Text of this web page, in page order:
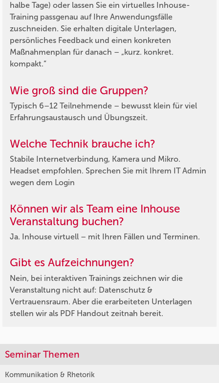
Seminar Themen
Kommunikation & Rhetorik
halbe Tage) oder lassen Sie ein virtuelles Inhouse-
Training passgenau auf Ihre Anwendungsfälle
zuschneiden. Sie erhalten digitale Unterlagen,
persönliches Feedback und einen konkreten
Maßnahmenplan für danach – „kurz. konkret.
kompakt.“
Wie groß sind die Gruppen?
Typisch 6–12 Teilnehmende – bewusst klein für viel
Erfahrungsaustausch und Übungszeit.
Welche Technik brauche ich?
Stabile Internetverbindung, Kamera und Mikro.
Headset empfohlen. Sprechen Sie mit Ihrem IT Admin
wegen dem Login
Können wir als Team eine Inhouse
Veranstaltung buchen?
Ja. Inhouse virtuell – mit Ihren Fällen und Terminen.
Gibt es Aufzeichnungen?
Nein, bei interaktiven Trainings zeichnen wir die
Veranstaltung nicht auf: Datenschutz &
Vertrauensraum. Aber die erarbeiteten Unterlagen
stellen wir als PDF Handout zeitnah bereit.